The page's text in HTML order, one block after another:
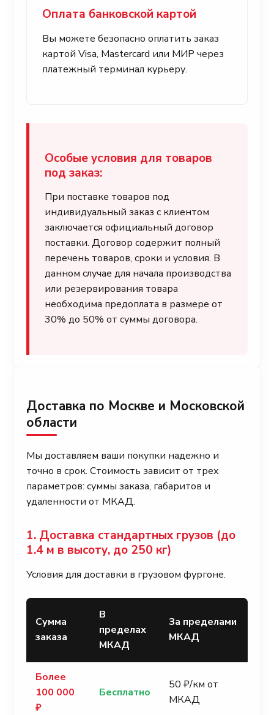
Оплата банковской картой
Вы можете безопасно оплатить заказ
картой Visa, Mastercard или МИР через
платежный терминал курьеру.
Особые условия для товаров
под заказ:
При поставке товаров под
индивидуальный заказ с клиентом
заключается официальный договор
поставки. Договор содержит полный
перечень товаров, сроки и условия. В
данном случае для начала производства
или резервирования товара
необходима предоплата в размере от
30% до 50% от суммы договора.
Доставка по Москве и Московской
области
Мы доставляем ваши покупки надежно и
точно в срок. Стоимость зависит от трех
параметров: суммы заказа, габаритов и
удаленности от МКАД.
1. Доставка стандартных грузов (до
1.4 м в высоту, до 250 кг)
Условия для доставки в грузовом фургоне.
Сумма
заказа
В
пределах
МКАД
За пределами
МКАД
Более
100 000
₽
Бесплатно
50 ₽/км от
МКАД